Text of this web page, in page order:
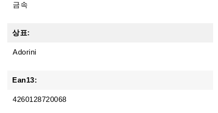
금속
상표:
Adorini
Ean13:
4260128720068